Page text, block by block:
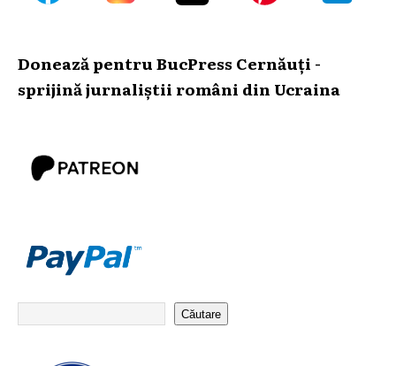
Donează pentru BucPress Cernăuți -
sprijină jurnaliștii români din Ucraina
Căutare